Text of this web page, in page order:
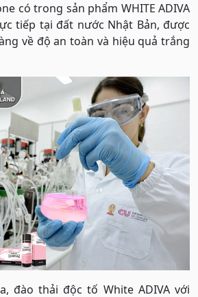
có trong sản phẩm WHITE ADIVA
tiếp tại đất nước Nhật Bản, được
về độ an toàn và hiệu quả trắng
đào thải độc tố White ADIVA với